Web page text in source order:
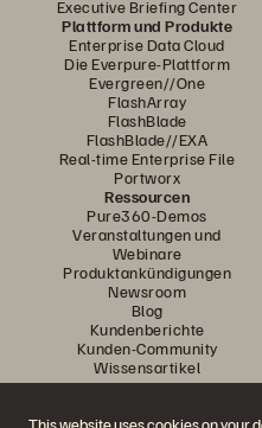
Executive Briefing Center
Plattform und Produkte
Enterprise Data Cloud
Die Everpure-Plattform
Evergreen//One
FlashArray
FlashBlade
FlashBlade//EXA
Real-time Enterprise File
Portworx
Ressourcen
Pure360-Demos
Veranstaltungen und
Webinare
Produktankündigungen
Newsroom
Blog
Kundenberichte
Kunden-Community
Wissensartikel